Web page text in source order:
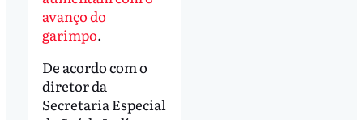
avanço do
garimpo.
De acordo com o
diretor da
Secretaria Especial